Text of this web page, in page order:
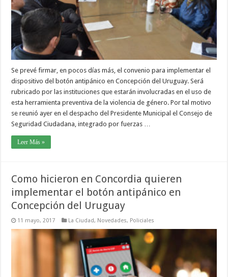
Se prevé firmar, en pocos días más, el convenio para implementar el
dispositivo del botón antipánico en Concepción del Uruguay. Será
rubricado por las instituciones que estarán involucradas en el uso de
esta herramienta preventiva de la violencia de género. Por tal motivo
se reunió ayer en el despacho del Presidente Municipal el Consejo de
Seguridad Ciudadana, integrado por fuerzas …
Leer Más »
Como hicieron en Concordia quieren
implementar el botón antipánico en
Concepción del Uruguay
11 mayo, 2017 La Ciudad, Novedades, Policiales